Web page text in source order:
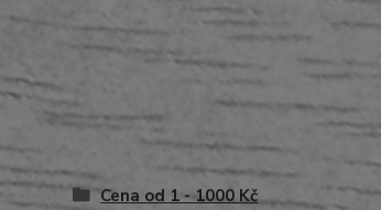
Cena od 1 - 1000 Kč